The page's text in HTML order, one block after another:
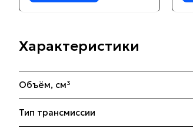
Характеристики
Объём, см³
Тип трансмиссии